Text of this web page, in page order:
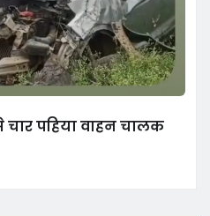
पहिया वाहन चालक